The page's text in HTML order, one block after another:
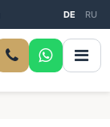
DE RU